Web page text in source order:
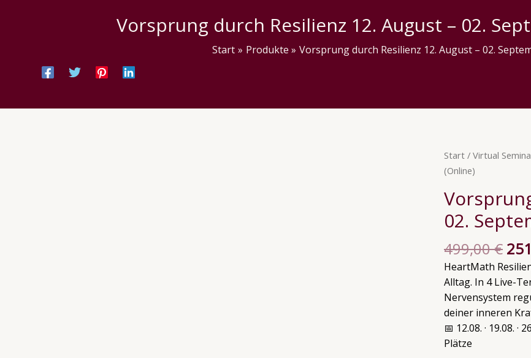
Vorsprung durch Resilienz 12. August – 02.
Start Produkte Vorsprung durch Resilienz 12. August – 02.
Start / Virtual
(Online)
02.
499,00€
HeartMath
Alltag. In 4 Live-
Nervensystem
deiner inneren
📅 12.08. · 19.08. ·
Plätze
Vorsprung
durch
12.
August
-
02.
September
2026
(Online)
Menge